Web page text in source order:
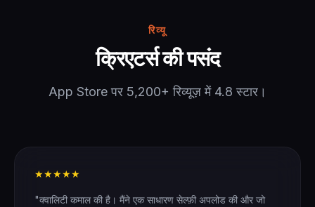
रिव्यू
क्रिएटर्स की पसंद
App Store पर 5,200+ रिव्यूज़ में 4.8 स्टार।
★★★★★
"क्वालिटी कमाल की है। मैंने एक साधारण सेल्फ़ी अपलोड की और जो